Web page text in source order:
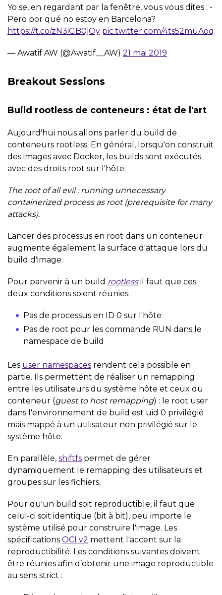
Yo se, en regardant par la fenêtre, vous vous dites : -
Pero por qué no estoy en Barcelona?
https://t.co/zN3iGB0jOy pic.twitter.com/4ts52muAoq
— Awatif AW (@Awatif__AW) 21 mai 2019
Breakout Sessions
Build rootless de conteneurs : état de l'art
Aujourd'hui nous allons parler du build de
conteneurs rootless. En général, lorsqu'on construit
des images avec Docker, les builds sont exécutés
avec des droits root sur l'hôte.
The root of all evil : running unnecessary
containerized process as root (prerequisite for many
attacks).
Lancer des processus en root dans un conteneur
augmente également la surface d'attaque lors du
build d'image.
Pour parvenir à un build rootlessil faut que ces
deux conditions soient réunies :
Pas de processus en ID 0 sur l'hôte
Pas de root pour les commande RUN dans le
namespace de build
Les user namespaces rendent cela possible en
partie. Ils permettent de réaliser un remapping
entre les utilisateurs du système hôte et ceux du
conteneur (guest to host remapping) : le root user
dans l'environnement de build est uid 0 privilégié
mais mappé à un utilisateur non privilégié sur le
système hôte.
En parallèle, shiftfs permet de gérer
dynamiquement le remapping des utilisateurs et
groupes sur les fichiers.
Pour qu'un build soit reproductible, il faut que
celui-ci soit identique (bit à bit), peu importe le
système utilisé pour construire l'image. Les
spécifications OCI v2 mettent l'accent sur la
reproductibilité. Les conditions suivantes doivent
être réunies afin d’obtenir une image reproductible
au sens strict :